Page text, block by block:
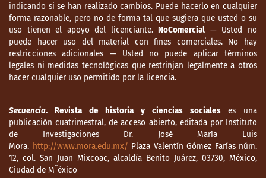
indicando si se han realizado cambios. Puede hacerlo en cualquier
forma razonable, pero no de forma tal que sugiera que usted o su
uso tienen el apoyo del licenciante.NoComercial — Usted no
puede hacer uso del material con fines comerciales. No hay
restricciones adicionales — Usted no puede aplicar términos
legales ni medidas tecnológicas que restrinjan legalmente a otros
hacer cualquier uso permitido por la licencia.
Secuencia. Revista de historia y ciencias socialeses una
publicación cuatrimestral, de acceso abierto, editada por Instituto
de Investigaciones Dr. José María Luis
Mora. http://www.mora.edu.mx/ Plaza Valentín Gómez Farías núm.
12, col. San Juan Mixcoac, alcaldía Benito Juárez, 03730, México,
Ciudad de M¨éxico